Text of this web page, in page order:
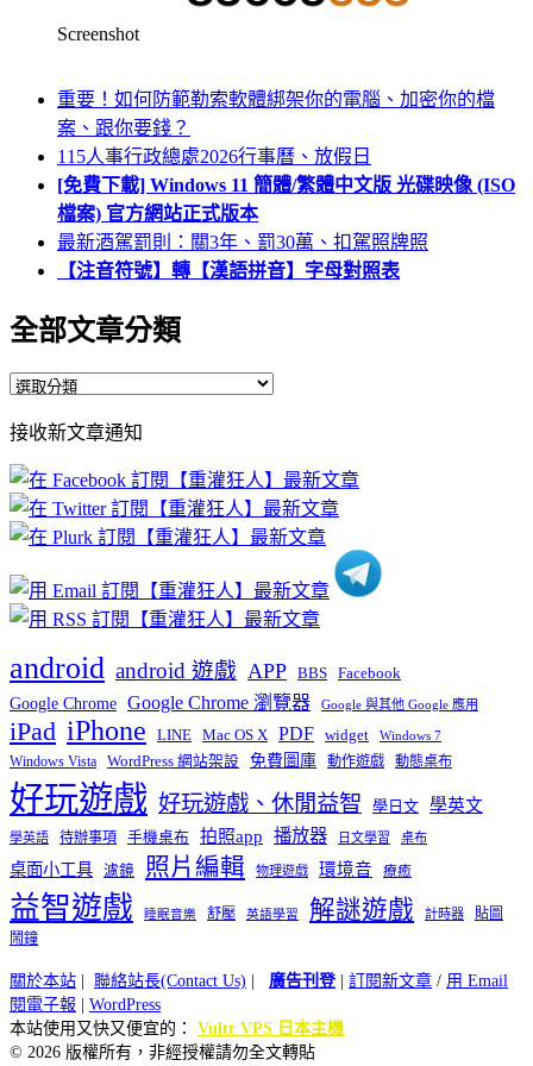
Screenshot
重要！如何防範勒索軟體綁架你的電腦、加密你的檔
案、跟你要錢？
115人事行政總處2026行事曆、放假日
[免費下載] Windows 11 簡體/繁體中文版 光碟映像 (ISO
檔案) 官方網站正式版本
最新酒駕罰則：關3年、罰30萬、扣駕照牌照
【注音符號】轉【漢語拼音】字母對照表
全部文章分類
全
文
章
分
類
接收新文章通知
android android 遊戲 APP BBS Facebook
Google Chrome Google Chrome 瀏覽器 Google 與其他 Google 應用
iPad iPhone LINE Mac OS X PDF widget Windows 7
Windows Vista WordPress 網站架設 免費圖庫 動作遊戲 動態桌布
好玩遊戲 好玩遊戲、休閒益智 學日文 學英文
學英語 待辦事項 手機桌布 拍照app 播放器 日文學習 桌布
桌面小工具 濾鏡 照片編輯 物理遊戲 環境音 療癒
益智遊戲 睡眠音樂 舒壓 英語學習 解謎遊戲 計時器
貼圖
鬧鐘
關於本站 聯絡站長(Contact Us) 廣告刊登| 訂閱新文章 / 用 Email
閱電子報
WordPress
本站使用又快又便宜的： Vultr VPS 日本主機
© 2026 版權所有，非經授權請勿全文轉貼